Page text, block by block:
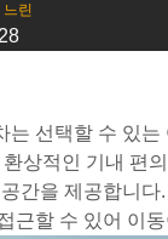
느린
선택할 수 있
상적인 기내 편
간을 제공합니
근할 수 있어 이